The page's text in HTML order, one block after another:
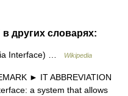
других словарях:
Interface) … Wikipedia
► IT ABBREVIATION
a system that allows